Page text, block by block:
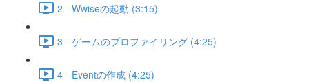
2 - Wwiseの起動 (3:15)
3 - ゲームのプロファイリング (4:25)
4 - Eventの作成 (4:25)